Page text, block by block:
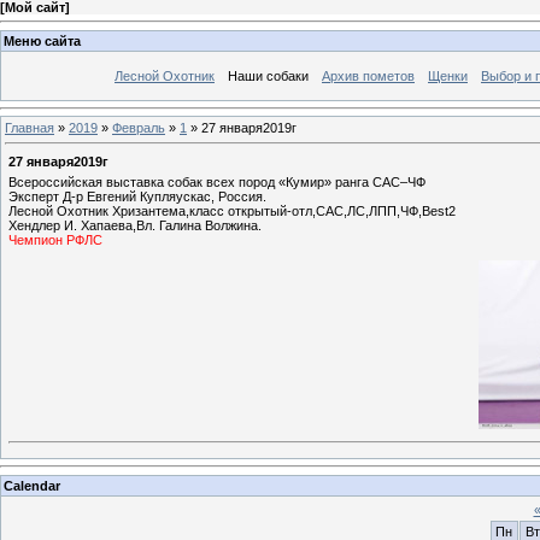
[Мой сайт]
Меню сайта
Лесной Охотник Наши собаки Архив пометов Щенки Выбор и
Главная » 2019 » Февраль » 1 » 27 января2019г
27 января2019г
Всероссийская выставка собак всех пород «Кумир» ранга САС–ЧФ
Эксперт Д-р Евгений Купляускас, Россия.
Лесной Охотник Хризантема,класс открытый-отл,САС,ЛС,ЛПП,ЧФ,Best2
Хендлер И. Хапаева,Вл. Галина Волжина.
Чемпион РФЛС
Calendar
«
Пн
Вт